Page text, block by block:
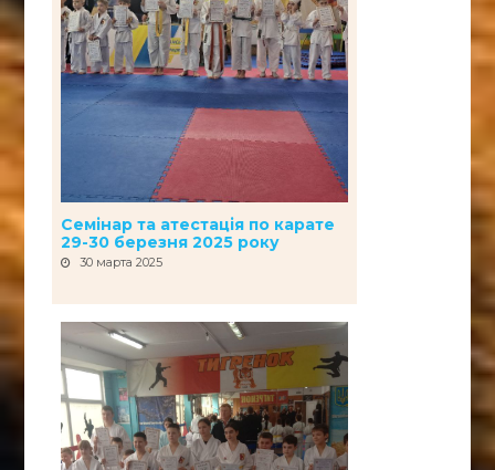
Семінар та атестація по карате
29-30 березня 2025 року
30 марта 2025